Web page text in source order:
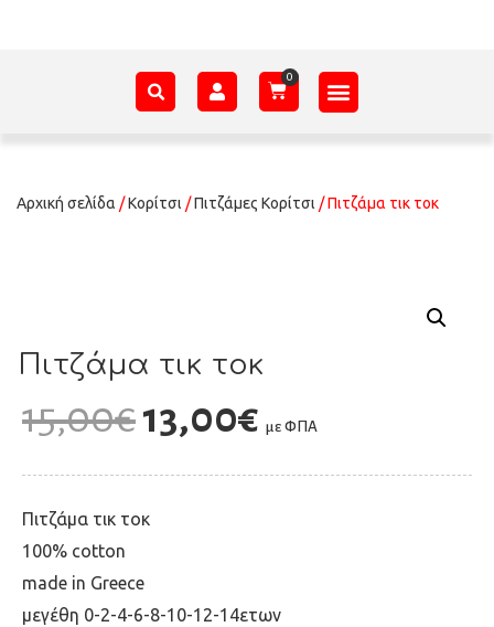
Αρχική σελίδα /Κορίτσι /Πιτζάμες Κορίτσι / Πιτζάμα τικ τοκ
Πιτζάμα τικ τοκ
15,00€13,00€ με ΦΠΑ
Πιτζάμα τικ τοκ
100% cotton
made in Greece
μεγέθη 0-2-4-6-8-10-12-14ετων